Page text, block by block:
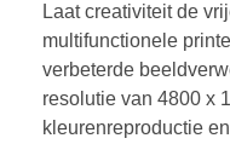
Laat creativiteit de
multifunctionele
verbeterde
resolutie van 4800 x
kleurenreproductie